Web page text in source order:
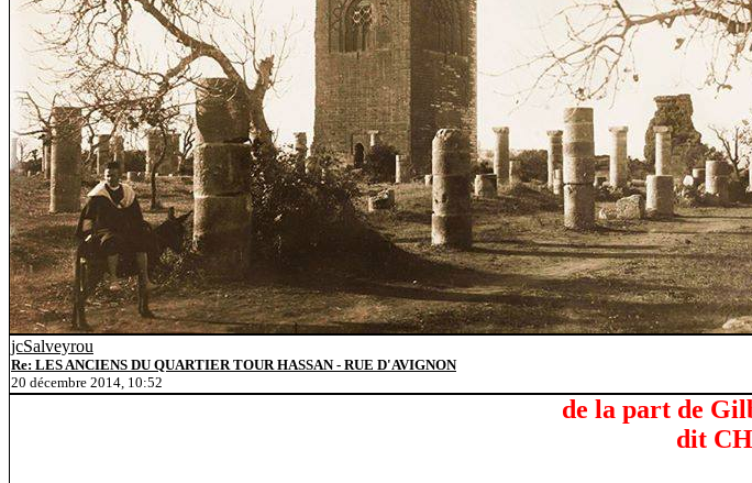
jcSalveyrou
Re: LES ANCIENS DU QUARTIER TOUR HASSAN - RUE D'AVIGNON
20 décembre 2014, 10:52
de la part de
dit